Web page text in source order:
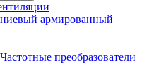
армированный
Частотные преобразователи